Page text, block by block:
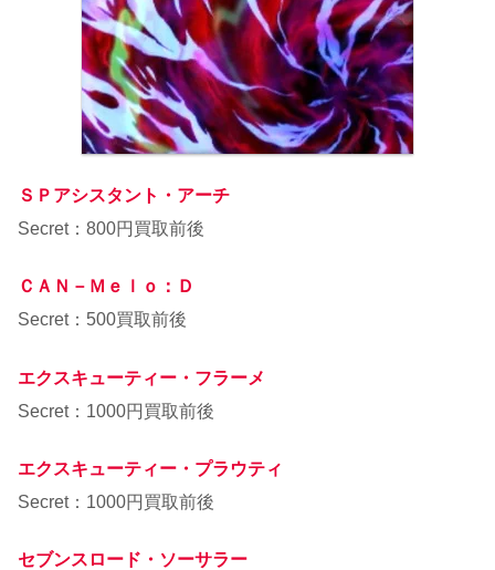
ＳＰアシスタント・アーチ
Secret：800円買取前後
ＣＡＮ－Ｍｅｌｏ：Ｄ
Secret：500買取前後
エクスキューティー・フラーメ
Secret：1000円買取前後
エクスキューティー・プラウティ
Secret：1000円買取前後
セブンスロード・ソーサラー